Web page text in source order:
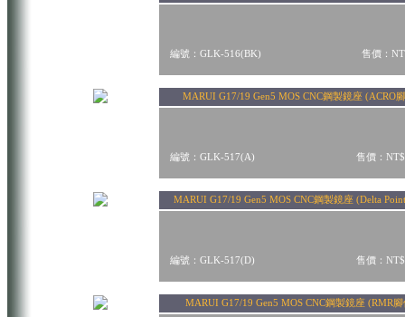
編號：GLK-516(BK) 售價：
MARUI G17/19 Gen5 MOS CNC鋼製鏡座 (ACRO
編號：GLK-517(A) 售價：
MARUI G17/19 Gen5 MOS CNC鋼製鏡座 (Delta
編號：GLK-517(D) 售價：
MARUI G17/19 Gen5 MOS CNC鋼製鏡座 (RMR